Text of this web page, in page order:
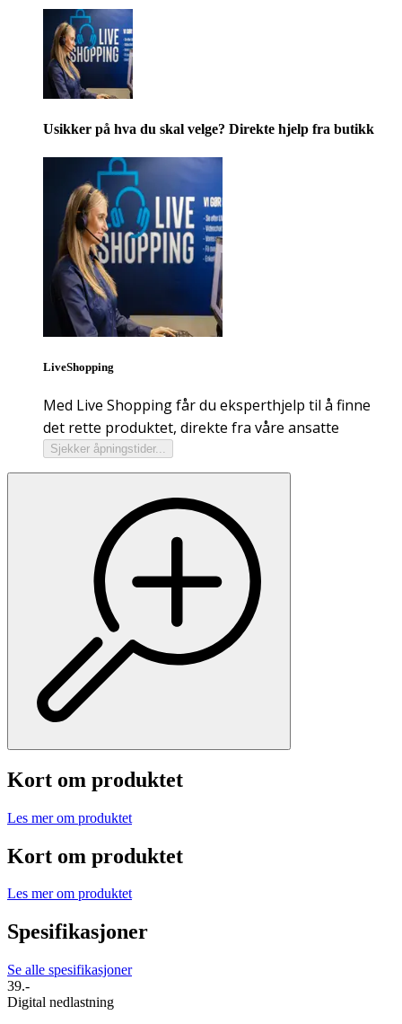
Usikker på hva du skal velge? Direkte hjelp fra butikk
LiveShopping
Med Live Shopping får du eksperthjelp til å finne
det rette produktet, direkte fra våre ansatte
Sjekker åpningstider...
Kort om produktet
Les mer om produktet
Kort om produktet
Les mer om produktet
Spesifikasjoner
Se alle spesifikasjoner
39.-
Digital nedlastning